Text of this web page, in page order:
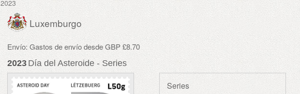
2023
Luxemburgo
Envío: Gastos de envío desde GBP £8.70
2023 Día del Asteroide - Series
Series